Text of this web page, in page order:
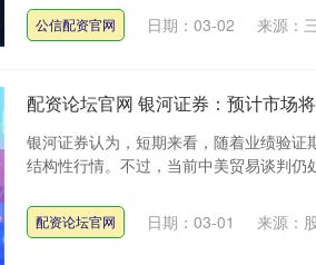
公信配资官网 日期：03-02 来源：
配资论坛官网 银河证券：预计市场
银河证券认为，短期来看，随着业绩验
结构性行情。不过，当前中美贸易谈判
配资论坛官网 日期：03-01 来源：